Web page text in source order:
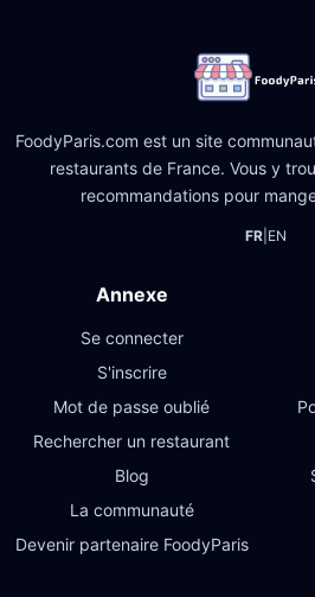
FoodyParis.com est un site
restaurants de France. Vous y
recommandations pour
FR| EN
Annexe
Se connecter
S'inscrire
Mot de passe oublié
Rechercher un restaurant
Blog
La communauté
Devenir partenaire FoodyParis